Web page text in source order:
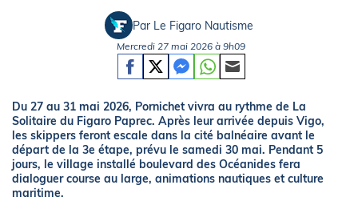
Par Le Figaro Nautisme
Mercredi 27 mai 2026 à 9h09
Du 27 au 31 mai 2026, Pornichet vivra au rythme de La
Solitaire du Figaro Paprec. Après leur arrivée depuis Vigo,
les skippers feront escale dans la cité balnéaire avant le
départ de la 3e étape, prévu le samedi 30 mai. Pendant 5
jours, le village installé boulevard des Océanides fera
dialoguer course au large, animations nautiques et culture
maritime.